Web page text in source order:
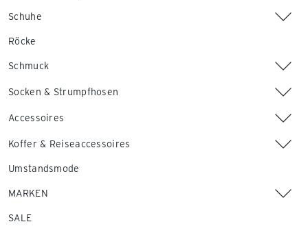
Schuhe
Röcke
Schmuck
Socken & Strumpfhosen
Accessoires
Koffer & Reiseaccessoires
Umstandsmode
MARKEN
SALE